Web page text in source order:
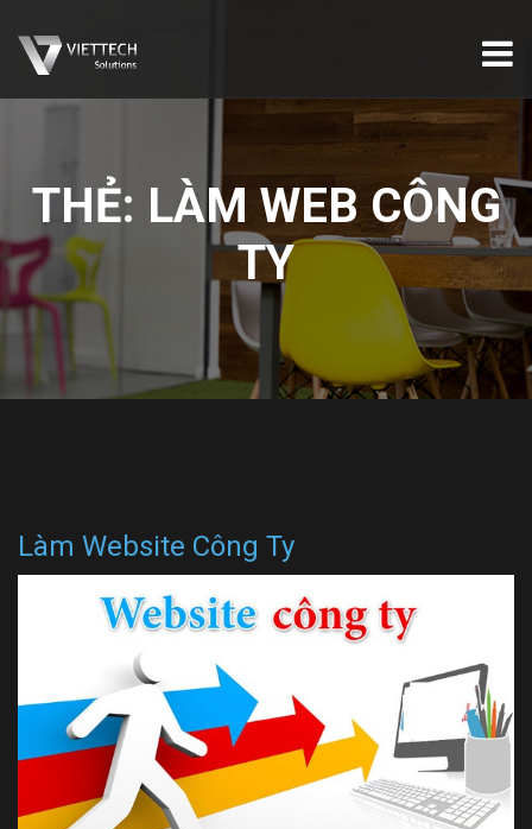
THẺ: LÀM WEB CÔNG
TY
Làm Website Công Ty